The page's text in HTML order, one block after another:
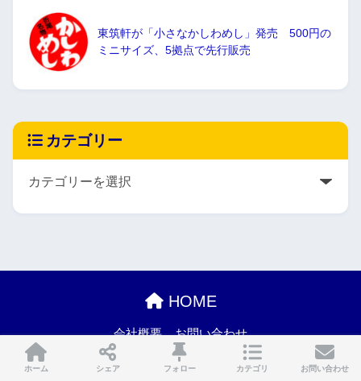
東筑軒が「小さなかしわめし」発売 500円の
ミニサイズ、5拠点で先行販売
カテゴリー
HOME
会社概要
お問い合わせ
イベント告知記事・レポート記事制作
ホーム シェア フォロー カテゴリ お問い合わせ